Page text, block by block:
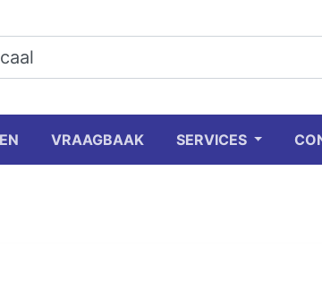
VRAAGBAAK SERVICES